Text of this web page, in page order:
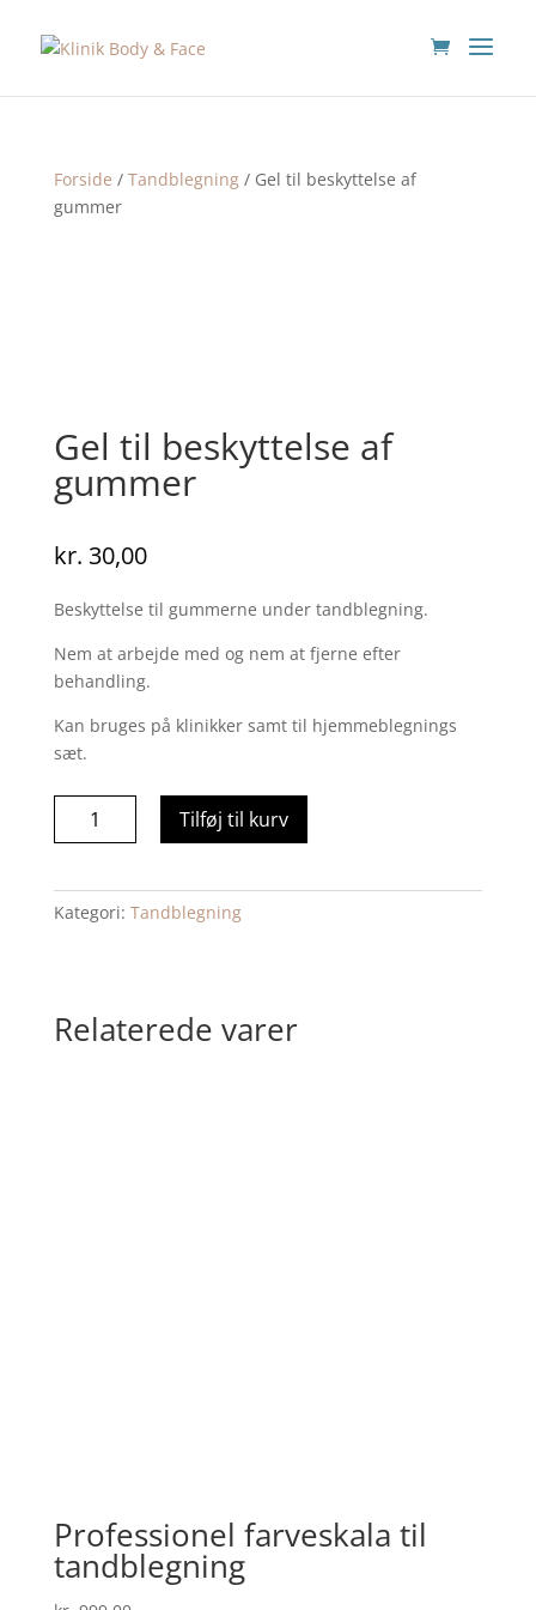
Forside / Tandblegning/ Gel til beskyttelse af
gummer
Gel til beskyttelse af
gummer
kr. 30,00
Beskyttelse til gummerne under tandblegning.
Nem at arbejde med og nem at fjerne efter
behandling.
Kan bruges på klinikker samt til hjemmeblegnings
sæt.
af
gummer
Tilføj til kurv
Kategori: Tandblegning
Relaterede varer
Professionel farveskala til
tandblegning